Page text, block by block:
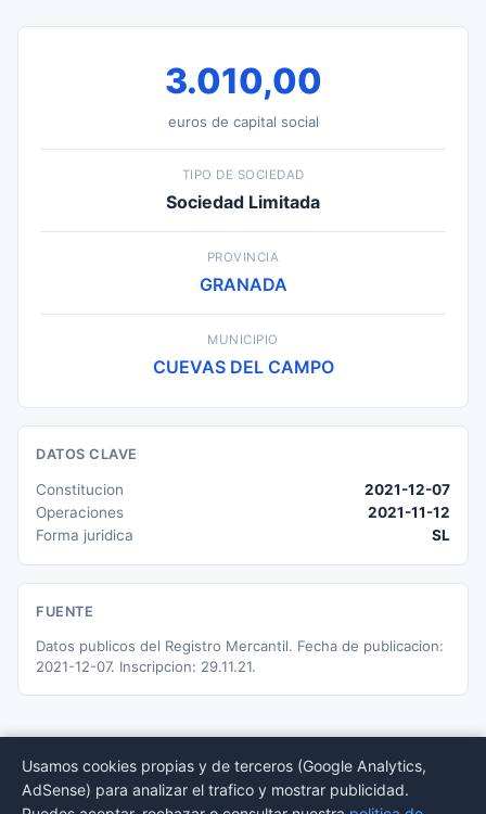
3.010,00
euros de capital social
TIPO DE SOCIEDAD
Sociedad Limitada
PROVINCIA
GRANADA
MUNICIPIO
CUEVAS DEL CAMPO
DATOS CLAVE
Constitucion
2021-12-07
Operaciones
2021-11-12
Forma juridica
SL
FUENTE
Datos publicos del Registro Mercantil. Fecha de publicacion:
2021-12-07. Inscripcion: 29.11.21.
Usamos cookies propias y de terceros (Google Analytics,
AdSense) para analizar el trafico y mostrar publicidad.